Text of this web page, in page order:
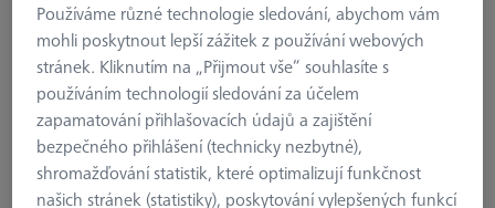
kusů
Vytisknout stránku
Zpět na
Používáme různé technologie sledování, abychom vám
mohli poskytnout lepší zážitek z používání webových
stránek. Kliknutím na „Přijmout vše“ souhlasíte s
používáním technologií sledování za účelem
zapamatování přihlašovacích údajů a zajištění
bezpečného přihlášení (technicky nezbytné),
shromažďování statistik, které optimalizují funkčnost
našich stránek (statistiky), poskytování vylepšených funkcí